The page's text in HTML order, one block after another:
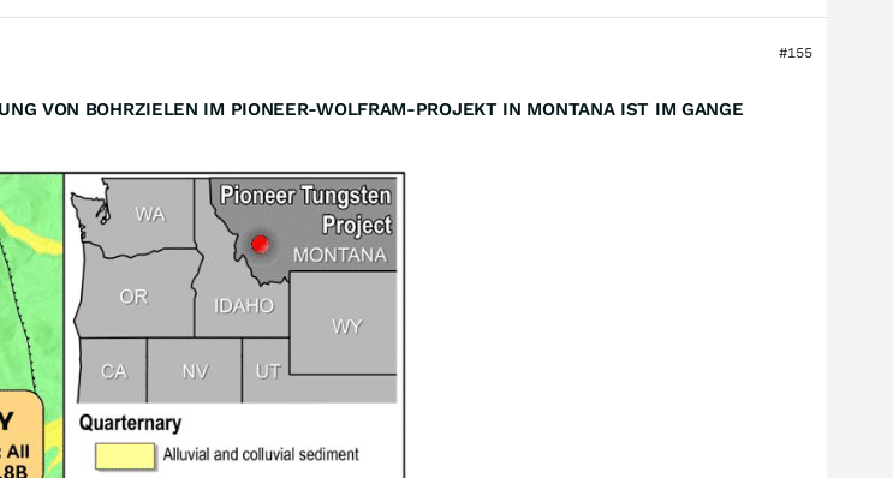
#155
VON BOHRZIELEN IM PIONEER-WOLFRAM-PROJEKT IN MONTANA IST IM GANGE